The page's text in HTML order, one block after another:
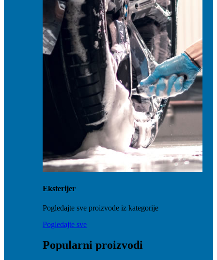
Eksterijer
Pogledajte sve proizvode iz kategorije
Pogledajte sve
Popularni proizvodi